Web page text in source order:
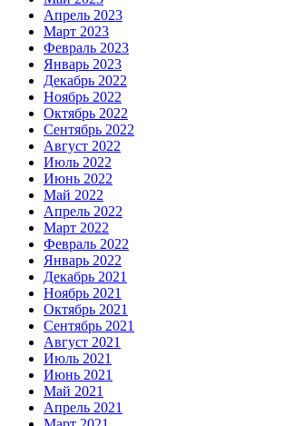
Апрель 2023
Март 2023
Февраль 2023
Январь 2023
Декабрь 2022
Ноябрь 2022
Октябрь 2022
Сентябрь 2022
Август 2022
Июль 2022
Июнь 2022
Май 2022
Апрель 2022
Март 2022
Февраль 2022
Январь 2022
Декабрь 2021
Ноябрь 2021
Октябрь 2021
Сентябрь 2021
Август 2021
Июль 2021
Июнь 2021
Май 2021
Апрель 2021